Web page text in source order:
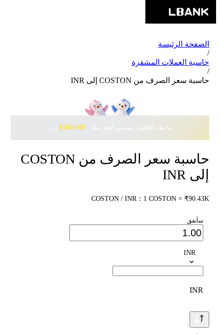
الصفحة الرئيسة
/
حاسبة العملات المشفرة
/
حاسبة سعر الصرف من COSTON إلى INR
ما بعد الجليد، نمضي أبعد معًا · ‎ $500,000بانتظارك مع Pudgy Penguins
حاسبة سعر الصرف من COSTON
إلى INR
COSTON / INR：1 COSTON = ₹90.43K
سأنفق
INR
INR